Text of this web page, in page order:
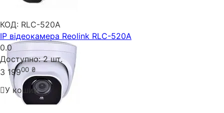
КОД: RLC-520A
IP відеокамера Reolink RLC-520A
0.0
Доступно: 2 шт.
3 19900 ₴
У кошик